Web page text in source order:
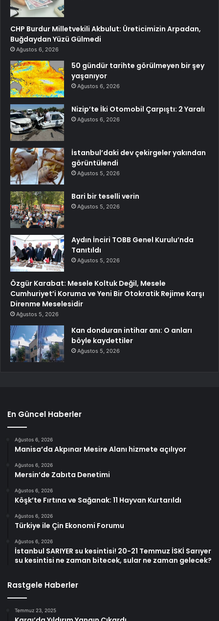
CHP Burdur Milletvekili Akbulut: Üreticimizin Arpadan,
Buğdaydan Yüzü Gülmedi
Ağustos 6, 2026
50 gündür tarihte görülmeyen bir şey
yaşanıyor
Ağustos 6, 2026
Nizip’te İki Otomobil Çarpıştı: 2 Yaralı
Ağustos 6, 2026
İstanbul’daki dev çekirgeler yakından
görüntülendi
Ağustos 5, 2026
Bari bir teselli verin
Ağustos 5, 2026
Aydın İnciri TOBB Genel Kurulu’nda
Tanıtıldı
Ağustos 5, 2026
Özgür Karabat: Mesele Koltuk Değil, Mesele
Cumhuriyet’i Koruma ve Yeni Bir Otokratik Rejime Karşı
Direnme Meselesidir
Ağustos 5, 2026
Kan donduran intihar anı: O anları
böyle kaydettiler
Ağustos 5, 2026
En Güncel Haberler
Ağustos 6, 2026
Manisa’da Akpınar Mesire Alanı hizmete açılıyor
Ağustos 6, 2026
Mersin’de Zabıta Denetimi
Ağustos 6, 2026
Köşk’te Fırtına ve Sağanak: 11 Hayvan Kurtarıldı
Ağustos 6, 2026
Türkiye ile Çin Ekonomi Forumu
Ağustos 6, 2026
İstanbul SARIYER su kesintisi! 20-21 Temmuz İSKİ Sarıyer
su kesintisi ne zaman bitecek, sular ne zaman gelecek?
Rastgele Haberler
Temmuz 23, 2025